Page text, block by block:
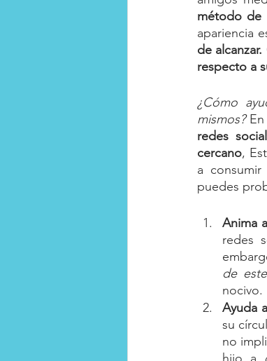
método de
apariencia
de alcanzar.
respecto a
¿Cómo
mismos? En
redes
cercano,
a
puedes
Anima
redes
de
nocivo.
Ayuda
su
no